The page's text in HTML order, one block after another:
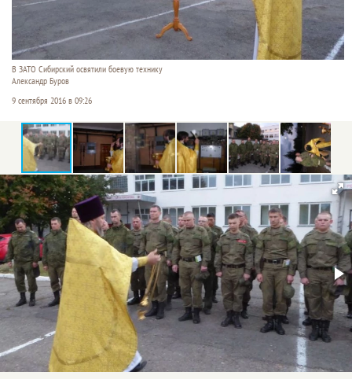
В ЗАТО Сибирский освятили боевую технику
Александр Буров
9 сентября 2016 в 09:26